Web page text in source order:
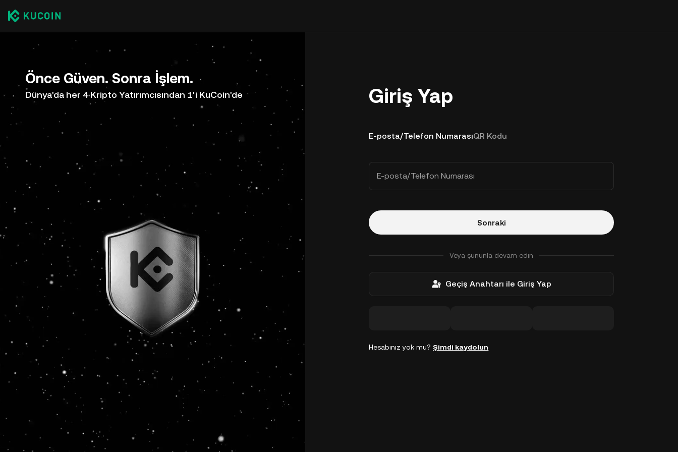
Önce Güven. Sonra İşlem.
Dünya'da her 4 Kripto Yatırımcısından 1'i KuCoin'de Giriş Yap
E-posta/Telefon NumarasıQR Kodu
E-posta/Telefon Numarası
Sonraki
Veya şununla devam edin
Geçiş Anahtarı ile Giriş Yap
Hesabınız yok mu? Şimdi kaydolun